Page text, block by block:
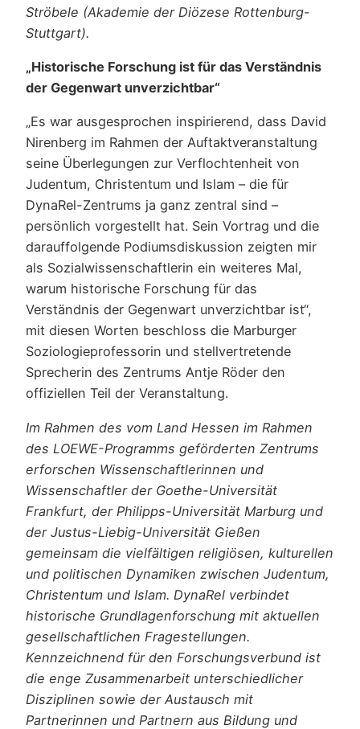
Ströbele (Akademie der Diözese Rottenburg-
Stuttgart).
„Historische Forschung ist für das Verständnis
der Gegenwart unverzichtbar“
„Es war ausgesprochen inspirierend, dass David
Nirenberg im Rahmen der Auftaktveranstaltung
seine Überlegungen zur Verflochtenheit von
Judentum, Christentum und Islam – die für
DynaRel-Zentrums ja ganz zentral sind –
persönlich vorgestellt hat. Sein Vortrag und die
darauffolgende Podiumsdiskussion zeigten mir
als Sozialwissenschaftlerin ein weiteres Mal,
warum historische Forschung für das
Verständnis der Gegenwart unverzichtbar ist“,
mit diesen Worten beschloss die Marburger
Soziologieprofessorin und stellvertretende
Sprecherin des Zentrums Antje Röder den
offiziellen Teil der Veranstaltung.
Im Rahmen des vom Land Hessen im Rahmen
des LOEWE-Programms geförderten Zentrums
erforschen Wissenschaftlerinnen und
Wissenschaftler der Goethe-Universität
Frankfurt, der Philipps-Universität Marburg und
der Justus-Liebig-Universität Gießen
gemeinsam die vielfältigen religiösen, kulturellen
und politischen Dynamiken zwischen Judentum,
Christentum und Islam. DynaRel verbindet
historische Grundlagenforschung mit aktuellen
gesellschaftlichen Fragestellungen.
Kennzeichnend für den Forschungsverbund ist
die enge Zusammenarbeit unterschiedlicher
Disziplinen sowie der Austausch mit
Partnerinnen und Partnern aus Bildung und